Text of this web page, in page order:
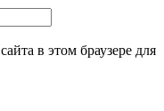
в этом браузере для